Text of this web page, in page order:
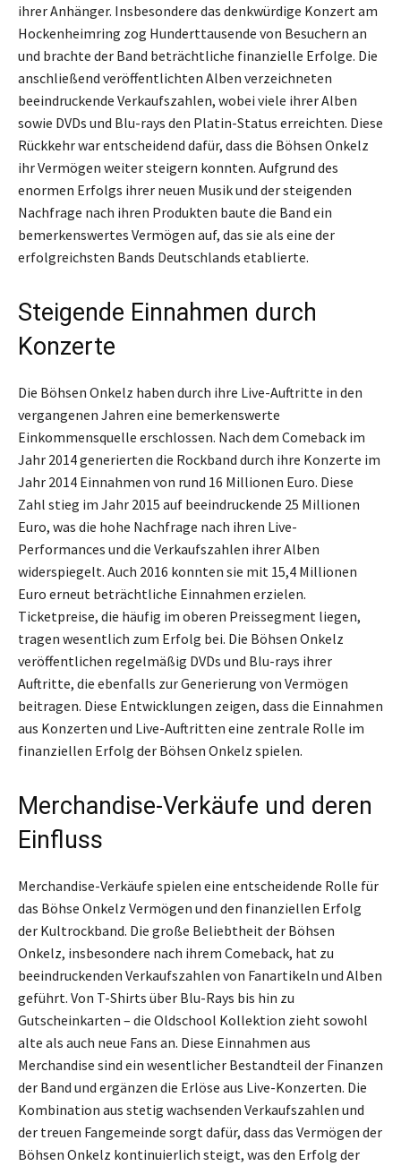
ihrer Anhänger. Insbesondere das denkwürdige Konzert am
Hockenheimring zog Hunderttausende von Besuchern an
und brachte der Band beträchtliche finanzielle Erfolge. Die
anschließend veröffentlichten Alben verzeichneten
beeindruckende Verkaufszahlen, wobei viele ihrer Alben
sowie DVDs und Blu-rays den Platin-Status erreichten. Diese
Rückkehr war entscheidend dafür, dass die Böhsen Onkelz
ihr Vermögen weiter steigern konnten. Aufgrund des
enormen Erfolgs ihrer neuen Musik und der steigenden
Nachfrage nach ihren Produkten baute die Band ein
bemerkenswertes Vermögen auf, das sie als eine der
erfolgreichsten Bands Deutschlands etablierte.
Steigende Einnahmen durch
Konzerte
Die Böhsen Onkelz haben durch ihre Live-Auftritte in den
vergangenen Jahren eine bemerkenswerte
Einkommensquelle erschlossen. Nach dem Comeback im
Jahr 2014 generierten die Rockband durch ihre Konzerte im
Jahr 2014 Einnahmen von rund 16 Millionen Euro. Diese
Zahl stieg im Jahr 2015 auf beeindruckende 25 Millionen
Euro, was die hohe Nachfrage nach ihren Live-
Performances und die Verkaufszahlen ihrer Alben
widerspiegelt. Auch 2016 konnten sie mit 15,4 Millionen
Euro erneut beträchtliche Einnahmen erzielen.
Ticketpreise, die häufig im oberen Preissegment liegen,
tragen wesentlich zum Erfolg bei. Die Böhsen Onkelz
veröffentlichen regelmäßig DVDs und Blu-rays ihrer
Auftritte, die ebenfalls zur Generierung von Vermögen
beitragen. Diese Entwicklungen zeigen, dass die Einnahmen
aus Konzerten und Live-Auftritten eine zentrale Rolle im
finanziellen Erfolg der Böhsen Onkelz spielen.
Merchandise-Verkäufe und deren
Einfluss
Merchandise-Verkäufe spielen eine entscheidende Rolle für
das Böhse Onkelz Vermögen und den finanziellen Erfolg
der Kultrockband. Die große Beliebtheit der Böhsen
Onkelz, insbesondere nach ihrem Comeback, hat zu
beeindruckenden Verkaufszahlen von Fanartikeln und Alben
geführt. Von T-Shirts über Blu-Rays bis hin zu
Gutscheinkarten – die Oldschool Kollektion zieht sowohl
alte als auch neue Fans an. Diese Einnahmen aus
Merchandise sind ein wesentlicher Bestandteil der Finanzen
der Band und ergänzen die Erlöse aus Live-Konzerten. Die
Kombination aus stetig wachsenden Verkaufszahlen und
der treuen Fangemeinde sorgt dafür, dass das Vermögen der
Böhsen Onkelz kontinuierlich steigt, was den Erfolg der